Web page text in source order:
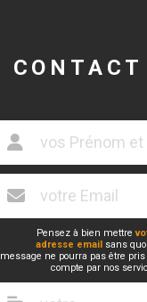
CONTACT
Pensez à bien mettre
adresse email sans
message ne pourra pas être
compte par nos